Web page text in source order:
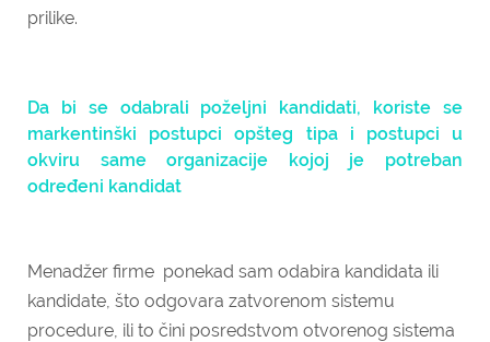
prilike.
Da bi se odabrali poželjni kandidati, koriste se
markentinški postupci opšteg tipa i postupci u
okviru same organizacije kojoj je potreban
određeni kandidat
Menadžer firme ponekad sam odabira kandidata ili
kandidate, što odgovara zatvorenom sistemu
procedure, ili to čini posredstvom otvorenog sistema